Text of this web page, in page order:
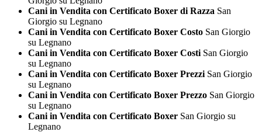
Cani in Vendita con Certificato Boxer di Razza San
Giorgio su Legnano
Cani in Vendita con Certificato Boxer Costo San Giorgio
su Legnano
Cani in Vendita con Certificato Boxer Costi San Giorgio
su Legnano
Cani in Vendita con Certificato Boxer Prezzi San Giorgio
su Legnano
Cani in Vendita con Certificato Boxer Prezzo San Giorgio
su Legnano
Cani in Vendita con Certificato Boxer San Giorgio su
Legnano